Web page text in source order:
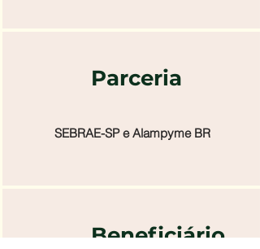
Parceria
SEBRAE-SP e Alampyme BR
Beneficiário